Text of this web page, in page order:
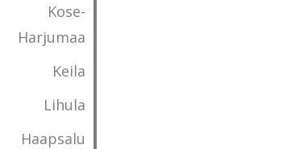
Kose-
Harjumaa
Keila
Lihula
Haapsalu